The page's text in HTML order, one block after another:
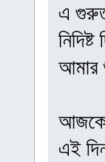
এ
আমার
এই